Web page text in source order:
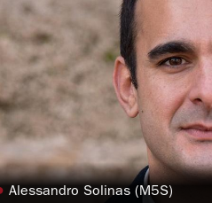
◗ Alessandro Solinas (M5S)